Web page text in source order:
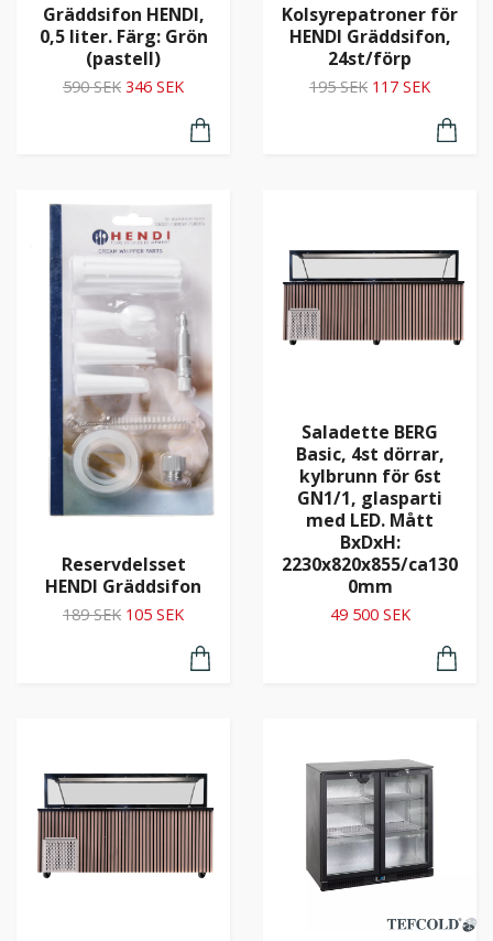
Gräddsifon HENDI,
0,5 liter. Färg: Grön
(pastell)
590 SEK 346 SEK
Kolsyrepatroner för
HENDI Gräddsifon,
24st/förp
195 SEK 117 SEK
Reservdelsset
HENDI Gräddsifon
189 SEK 105 SEK
Saladette BERG
Basic, 4st dörrar,
kylbrunn för 6st
GN1/1, glasparti
med LED. Mått
BxDxH:
2230x820x855/ca130
0mm
49 500 SEK